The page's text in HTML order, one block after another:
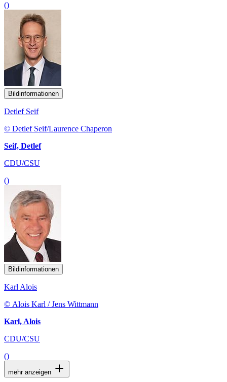
()
Bildinformationen
Detlef Seif
© Detlef Seif/Laurence Chaperon
Seif, Detlef
CDU/CSU
()
Bildinformationen
Karl Alois
© Alois Karl / Jens Wittmann
Karl, Alois
CDU/CSU
()
mehr anzeigen